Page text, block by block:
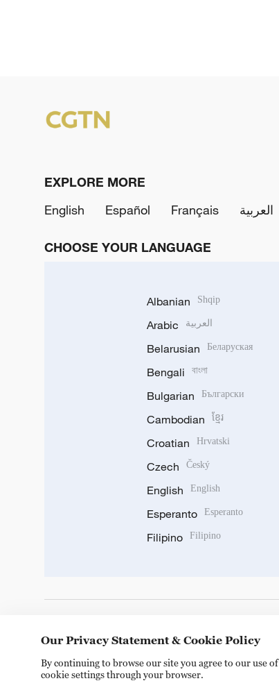
EXPLORE MORE
English
Español Français العربية
CHOOSE YOUR LANGUAGE
Albanian Shqip
Arabic العربية
Belarusian Беларуская
Bengali বাংলা
Bulgarian Български
Cambodian ខ្មែរ
Croatian Hrvatski
Czech Český
English English
Esperanto Esperanto
Filipino Filipino
Our Privacy Statement & Cookie Policy
By continuing to browse our site you agree to our use
cookie settings through your browser.